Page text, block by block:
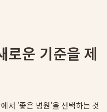
로운 기준을 제
서 '좋은 병원'을 선택하는 것